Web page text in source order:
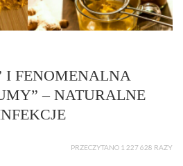
I FENOMENALNA
– NATURALNE
PRZECZYTANO 1 227 628 RAZY